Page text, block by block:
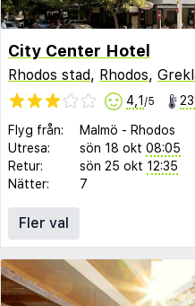
City Center Hotel
Rhodos stad, Rhodos,
4,1 /5
Flyg från: Malmö - Rhodos
Utresa:
sön 18 okt 08:05
Retur:
sön 25 okt 12:35
Nätter:
7
Fler val